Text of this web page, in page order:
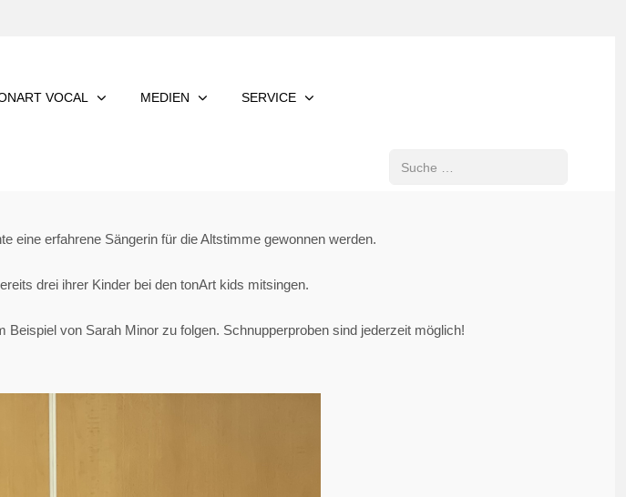
VOCAL MEDIEN SERVICE
Suchen
eine erfahrene Sängerin für die Altstimme gewonnen werden.
drei ihrer Kinder bei den tonArt kids mitsingen.
von Sarah Minor zu folgen. Schnupperproben sind jederzeit möglich!